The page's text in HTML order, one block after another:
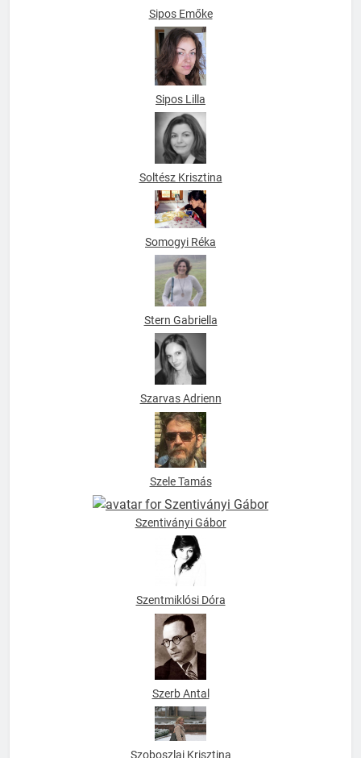
Sipos Emőke
Sipos Lilla
Soltész Krisztina
Somogyi Réka
Stern Gabriella
Szarvas Adrienn
Szele Tamás
Szentiványi Gábor
Szentmiklósi Dóra
Szerb Antal